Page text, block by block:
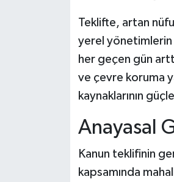
Teklifte, artan
yerel yönetimlerin
her geçen gün
ve çevre koruma
kaynaklarının
Anayasal
Kanun teklifinin
kapsamında